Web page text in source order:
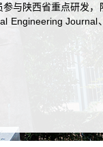
与陕西省重点研发
Engineering Journal